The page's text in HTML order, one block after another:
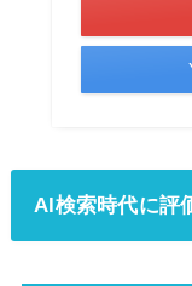
AI検索時代に評